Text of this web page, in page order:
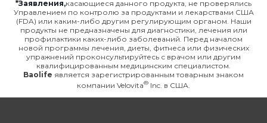
*Заявления,касающиеся данного продукта, не проверялись
Управлением по контролю за продуктами и лекарствами США
(FDA) или каким-либо другим регулирующим органом. Наши
продукты не предназначены для диагностики, лечения или
профилактики каких-либо заболеваний. Перед началом
новой программы лечения, диеты, фитнеса или физических
упражнений проконсультируйтесь с врачом или другим
квалифицированным медицинским специалистом.
Baolife является зарегистрированным товарным знаком
компании Velovita
Inc. в США.